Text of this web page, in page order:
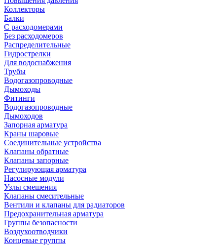
Коллекторы
Балки
С расходомерами
Без расходомеров
Распределительные
Гидрострелки
Для водоснабжения
Трубы
Водогазопроводные
Дымоходы
Фитинги
Водогазопроводные
Дымоходов
Запорная арматура
Краны шаровые
Соединительные устройства
Клапаны обратные
Клапаны запорные
Регулирующая арматура
Насосные модули
Узлы смешения
Клапаны смесительные
Вентили и клапаны для радиаторов
Предохранительная арматура
Группы безопасности
Воздухоотводчики
Концевые группы